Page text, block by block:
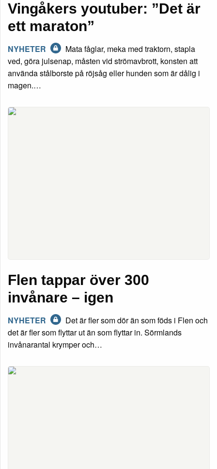
Vingåkers youtuber: ”Det är
ett maraton”
NYHETER
Mata fåglar, meka med traktorn, stapla
ved, göra julsenap, måsten vid strömavbrott, konsten att
använda stålborste på röjsåg eller hunden som är dålig i
magen.…
Flen tappar över 300
invånare – igen
NYHETER
Det är fler som dör än som föds i Flen och
det är fler som flyttar ut än som flyttar in. Sörmlands
invånarantal krymper och…